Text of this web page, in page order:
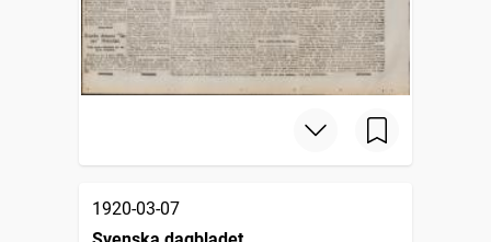
1920-03-07